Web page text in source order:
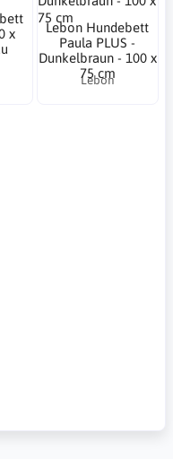
x
Lebon Hundebett
Paula PLUS -
Dunkelbraun - 100 x
75 cm
Lebon